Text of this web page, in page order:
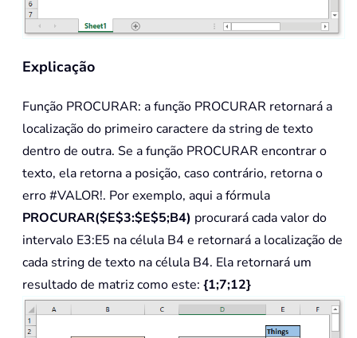
Explicação
Função PROCURAR: a função PROCURAR retornará a
localização do primeiro caractere da string de texto
dentro de outra. Se a função PROCURAR encontrar o
texto, ela retorna a posição, caso contrário, retorna o
erro #VALOR!. Por exemplo, aqui a fórmula
PROCURAR($E$3:$E$5;B4) procurará cada valor do
intervalo E3:E5 na célula B4 e retornará a localização de
cada string de texto na célula B4. Ela retornará um
resultado de matriz como este: {1;7;12}